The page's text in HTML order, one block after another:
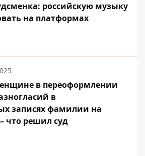
российскую музыку
на платформах
в переоформлении
в
записях фамилии на
что решил суд